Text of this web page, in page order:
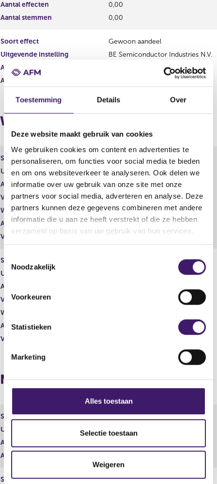
Toestemming Details Over
Deze website maakt gebruik van cookies
We gebruiken cookies om content en advertenties te
personaliseren, om functies voor social media te bieden
en om ons websiteverkeer te analyseren. Ook delen we
informatie over uw gebruik van onze site met onze
partners voor social media, adverteren en analyse. Deze
partners kunnen deze gegevens combineren met andere
informatie die u aan ze heeft verstrekt of die ze hebben
verzameld op basis van uw gebruik van hun services.
T
t
e
m
m
g
l
e
c
t
e
Noodzakelijk
Voorkeuren
Statistieken
Marketing
Alles toestaan
Selectie toestaan
Weigeren
Aantal effecten
0,00
Aantal stemmen
0,00
Soort effect
Gewoon aandeel
Uitgevende instelling
BE Semiconductor Industries N.V.
Aantal effecten
Aantal stemmen
Wijzigingen
Soort effect
Gewoon aandeel
Uitgevende instelling
BE Semiconductor Industries N.V.
Aantal effecten
18.565,00
Valuta
EUR
Waarde per aandeel
0,00
Aantal stemmen
18.565,00
Vrije hand beheer
Nee
Soort effect
Uitgevende instelling
BE Semiconductor Industries N.V.
Aantal effecten
Valuta
Waarde per aandeel
Aantal stemmen
Vrije hand beheer
Naposities
Soort effect
Share award
Uitgevende instelling
BE Semiconductor Industries N.V.
Aantal effecten
Aantal stemmen
Soort effect
Performance award share